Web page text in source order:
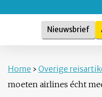
Nieuwsbrief
Home › Overige
moeten airlines écht